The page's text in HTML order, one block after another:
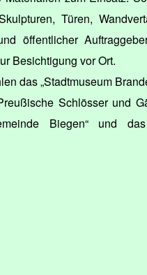
Türen,
öffentlicher
Besichtigung vor Ort.
das „Stadtmuseum
Schlösser und
Biegen“ und